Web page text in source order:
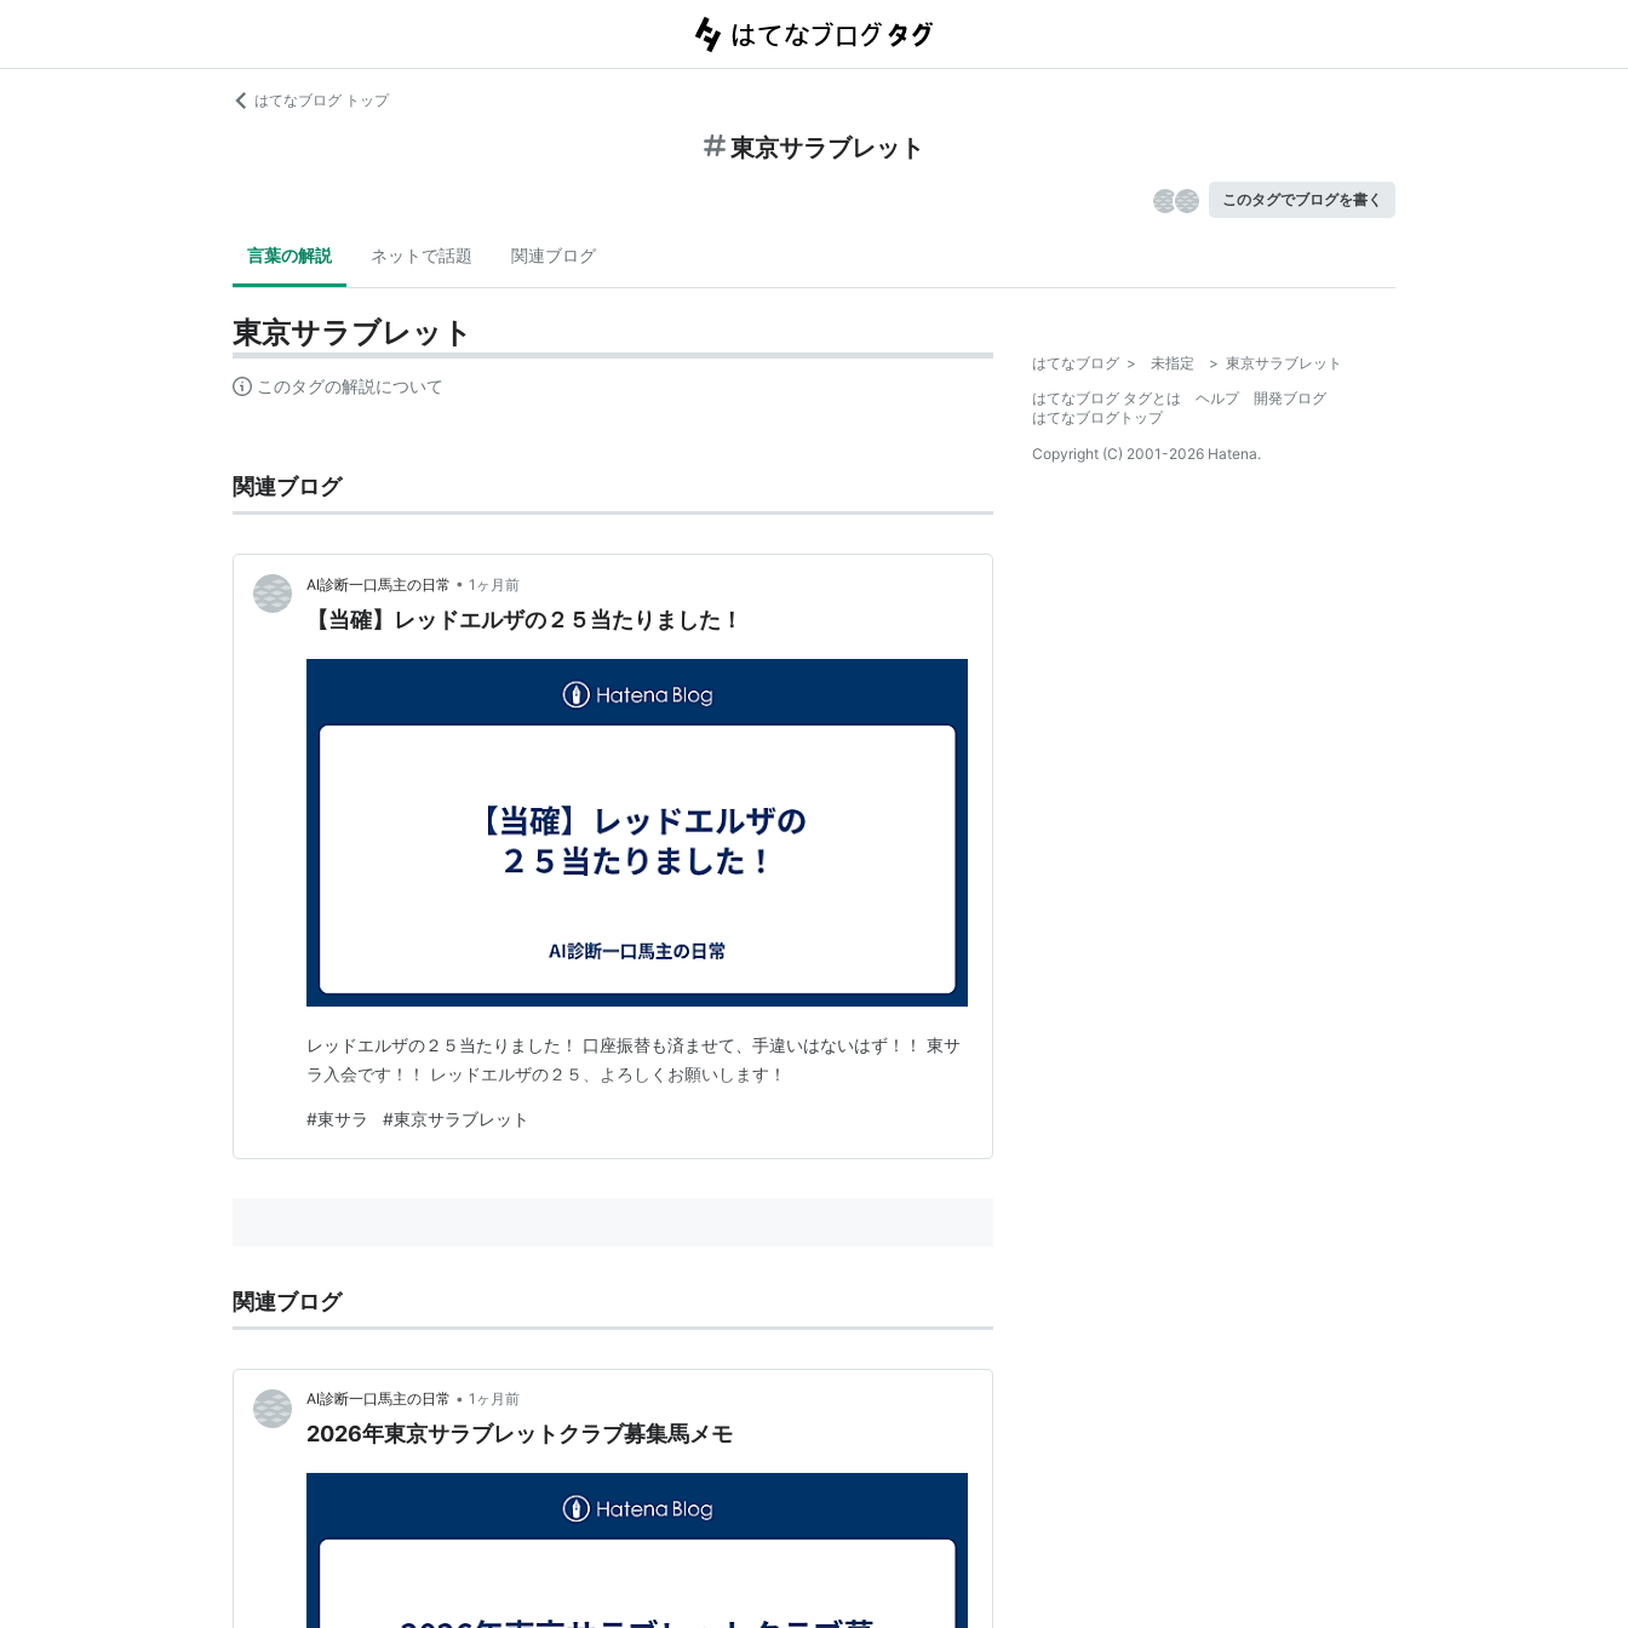
はてなブログ トップ
東京サラブレット
このタグでブログを書く
言葉の解説 ネットで話題 関連ブログ
東京サラブレット
このタグの解説について
関連ブログ
AI診断一口馬主の日常 • 1ヶ月前
【当確】レッドエルザの２５当たりました！
レッドエルザの２５当たりました！ 口座振替も済ませて、手違いはないはず！！ 東サ
ラ入会です！！ レッドエルザの２５、よろしくお願いします！
#東サラ #東京サラブレット
関連ブログ
AI診断一口馬主の日常 • 1ヶ月前
2026年東京サラブレットクラブ募集馬メモ
はてなブログ > 未指定 > 東京サラブレット
はてなブログ タグとは
ヘルプ
開発ブログ
はてなブログトップ
Copyright (C) 2001-2026 Hatena.